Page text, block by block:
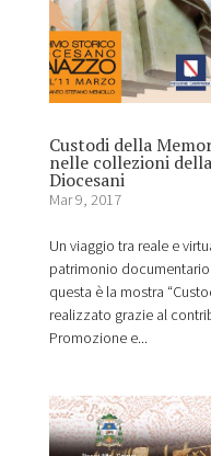
Custodi della
nelle collezioni
Diocesani
Mar 9, 2017
Un viaggio tra reale e
patrimonio
questa è la mostra
realizzato grazie al
Promozione e...